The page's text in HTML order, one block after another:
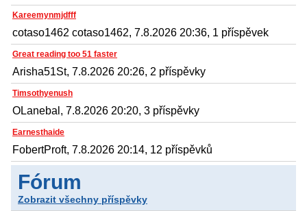
Kareemynmjdfff
cotaso1462 cotaso1462, 7.8.2026 20:36, 1 příspěvek
Great reading too 51 faster
Arisha51St, 7.8.2026 20:26, 2 příspěvky
Timsothyenush
OLanebal, 7.8.2026 20:20, 3 příspěvky
Earnesthaide
FobertProft, 7.8.2026 20:14, 12 příspěvků
Fórum
Zobrazit všechny příspěvky